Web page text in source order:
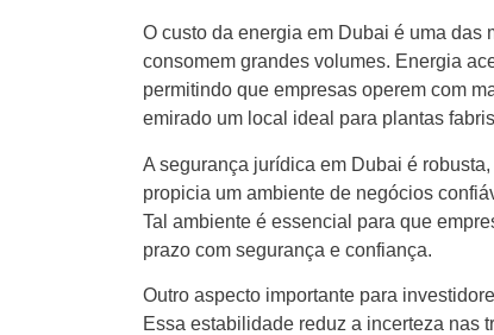
O custo da energia em Dubai é uma das
consomem grandes volumes. Energia
permitindo que empresas operem com
emirado um local ideal para plantas
A segurança jurídica em Dubai é
propicia um ambiente de negócios
Tal ambiente é essencial para que
prazo com segurança e confiança.
Outro aspecto importante para
Essa estabilidade reduz a incerteza nas